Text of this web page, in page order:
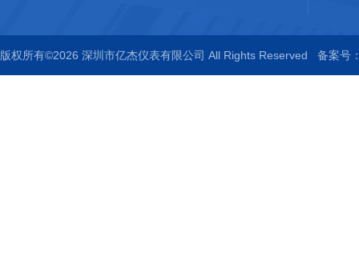
版权所有©2026 深圳市亿杰仪表有限公司 All Rights Reserved 备案号